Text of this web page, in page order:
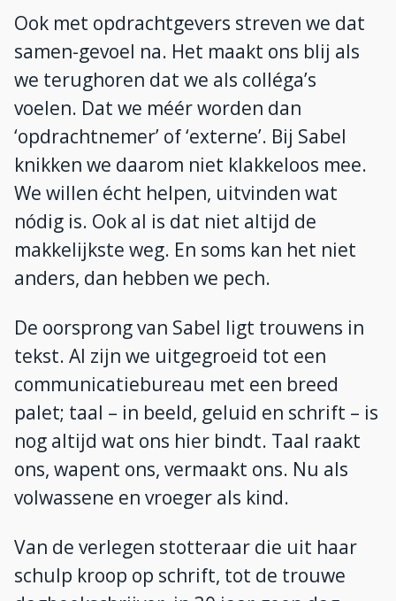
Ook met opdrachtgevers streven we dat
samen-gevoel na. Het maakt ons blij als
we terughoren dat we als colléga’s
voelen. Dat we méér worden dan
‘opdrachtnemer’ of ‘externe’. Bij Sabel
knikken we daarom niet klakkeloos mee.
We willen écht helpen, uitvinden wat
nódig is. Ook al is dat niet altijd de
makkelijkste weg. En soms kan het niet
anders, dan hebben we pech.
De oorsprong van Sabel ligt trouwens in
tekst. Al zijn we uitgegroeid tot een
communicatiebureau met een breed
palet; taal – in beeld, geluid en schrift – is
nog altijd wat ons hier bindt. Taal raakt
ons, wapent ons, vermaakt ons. Nu als
volwassene en vroeger als kind.
Van de verlegen stotteraar die uit haar
schulp kroop op schrift, tot de trouwe